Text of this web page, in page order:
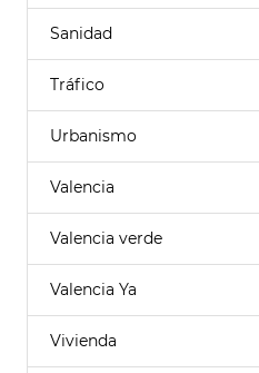
Sanidad
Tráfico
Urbanismo
Valencia
Valencia verde
Valencia Ya
Vivienda